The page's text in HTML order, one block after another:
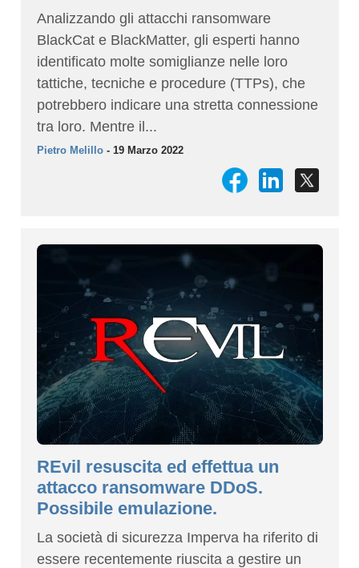
Analizzando gli attacchi ransomware
BlackCat e BlackMatter, gli esperti hanno
identificato molte somiglianze nelle loro
tattiche, tecniche e procedure (TTPs), che
potrebbero indicare una stretta connessione
tra loro. Mentre il...
Pietro Melillo- 19 Marzo 2022
REvil resuscita ed effettua un
attacco ransomware DDoS.
Possibile emulazione.
La società di sicurezza Imperva ha riferito di
essere recentemente riuscita a gestire un